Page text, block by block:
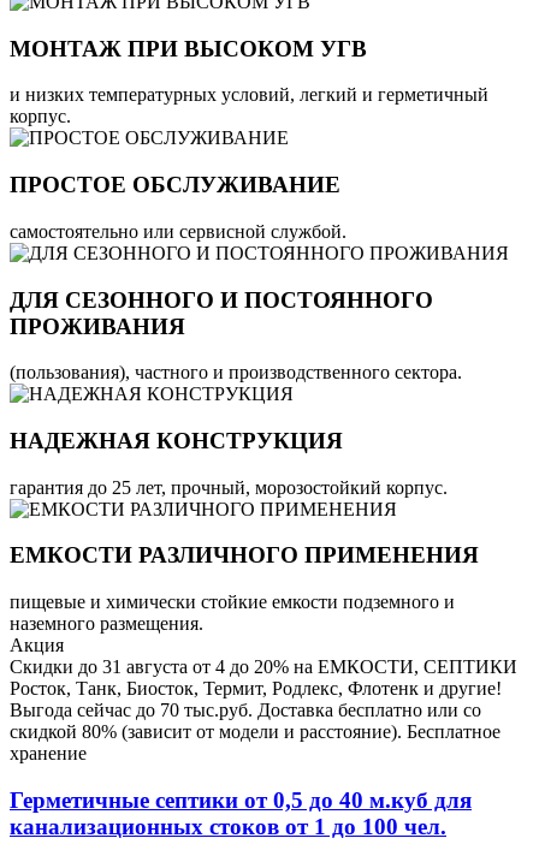
МОНТАЖ ПРИ ВЫСОКОМ УГВ
и низких температурных условий, легкий и герметичный
корпус.
ПРОСТОЕ ОБСЛУЖИВАНИЕ
самостоятельно или сервисной службой.
ДЛЯ СЕЗОННОГО И ПОСТОЯННОГО
ПРОЖИВАНИЯ
(пользования), частного и производственного сектора.
НАДЕЖНАЯ КОНСТРУКЦИЯ
гарантия до 25 лет, прочный, морозостойкий корпус.
ЕМКОСТИ РАЗЛИЧНОГО ПРИМЕНЕНИЯ
пищевые и химически стойкие емкости подземного и
наземного размещения.
Акция
Скидки до 31 августа от 4 до 20% на ЕМКОСТИ, СЕПТИКИ
Росток, Танк, Биосток, Термит, Родлекс, Флотенк и другие!
Выгода сейчас до 70 тыс.руб. Доставка бесплатно или со
скидкой 80% (зависит от модели и расстояние). Бесплатное
хранение
Герметичные септики от 0,5 до 40 м.куб для
канализационных стоков от 1 до 100 чел.